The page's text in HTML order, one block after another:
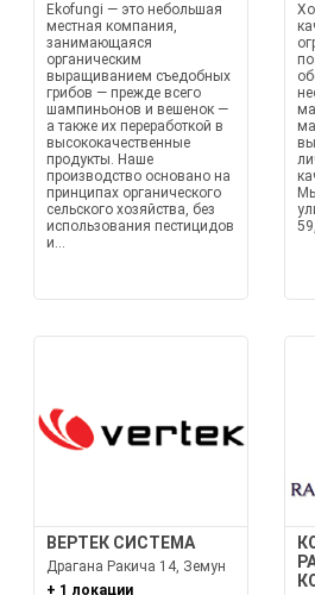
Ekofungi — это небольшая
местная компания,
занимающаяся
органическим
выращиванием съедобных
грибов — прежде всего
шампиньонов и вешенок —
а также их переработкой в
высококачественные
продукты. Наше
производство основано на
принципах органического
сельского хозяйства, без
использования пестицидов
и...
ВЕРТЕК СИСТЕМА
Драгана Ракича 14, Земун
+ 1 локации